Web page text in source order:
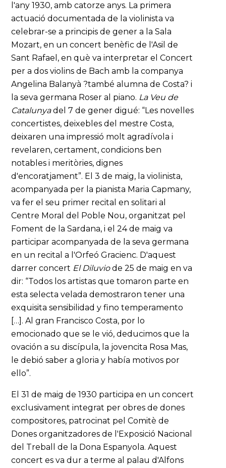
l'any 1930, amb catorze anys. La primera
actuació documentada de la violinista va
celebrar-se a principis de gener a la Sala
Mozart, en un concert benèfic de l'Asil de
Sant Rafael, en què va interpretar el Concert
per a dos violins de Bach amb la companya
Angelina Balanyà ?també alumna de Costa? i
la seva germana Roser al piano. La Veu de
Catalunyadel 7 de gener digué: “Les novelles
concertistes, deixebles del mestre Costa,
deixaren una impressió molt agradívola i
revelaren, certament, condicions ben
notables i meritòries, dignes
d'encoratjament”. El 3 de maig, la violinista,
acompanyada per la pianista Maria Capmany,
va fer el seu primer recital en solitari al
Centre Moral del Poble Nou, organitzat pel
Foment de la Sardana, i el 24 de maig va
participar acompanyada de la seva germana
en un recital a l'Orfeó Gracienc. D'aquest
darrer concert El Diluviode 25 de maig en va
dir: “Todos los artistas que tomaron parte en
esta selecta velada demostraron tener una
exquisita sensibilidad y fino temperamento
[…]. Al gran Francisco Costa, por lo
emocionado que se le vió, deducimos que la
ovación a su discípula, la jovencita Rosa Mas,
le debió saber a gloria y había motivos por
ello”.
El 31 de maig de 1930 participa en un concert
exclusivament integrat per obres de dones
compositores, patrocinat pel Comitè de
Dones organitzadores de l'Exposició Nacional
del Treball de la Dona Espanyola. Aquest
concert es va dur a terme al palau d'Alfons